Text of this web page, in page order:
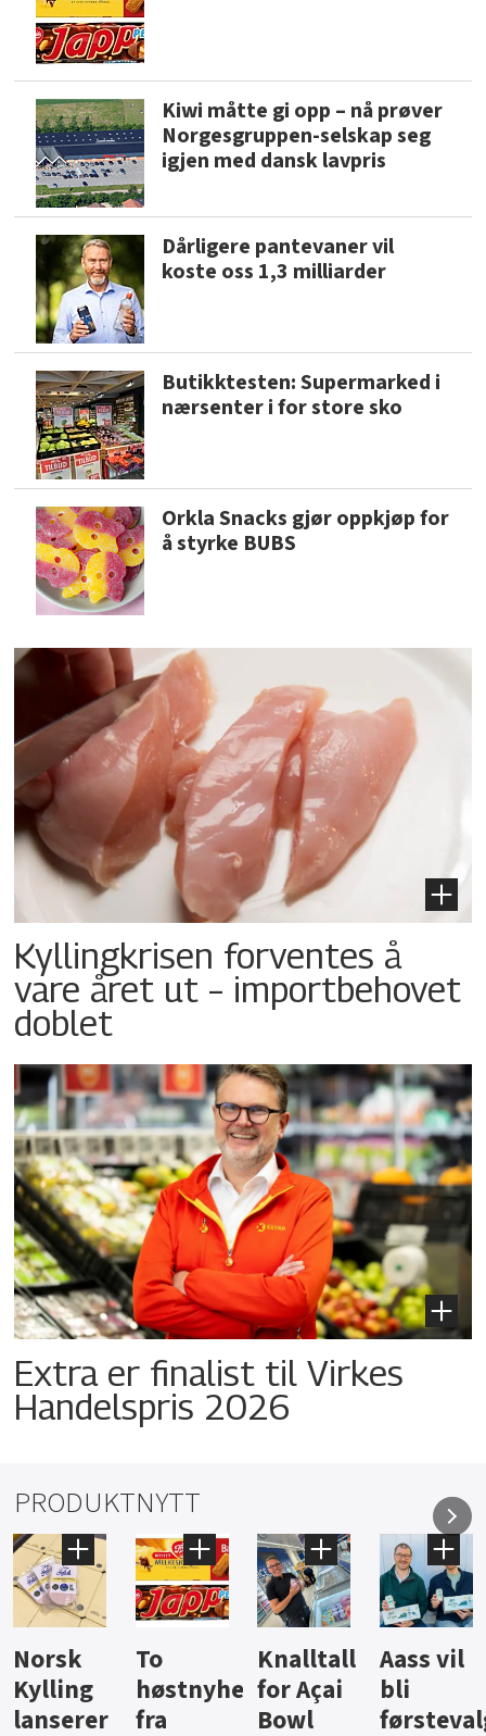
Kiwi måtte gi opp – nå prøver
Norgesgruppen-selskap seg
igjen med dansk lavpris
Dårligere pantevaner vil
koste oss 1,3 milliarder
Butikktesten: Supermarked i
nærsenter i for store sko
Orkla Snacks gjør oppkjøp for
å styrke BUBS
Kyllingkrisen forventes å
vare året ut – importbehovet
doblet
Extra er finalist til Virkes
Handelspris 2026
PRODUKTNYTT
Knalltall
for Açai
Bowl
Aass vil
bli
førstevalg
Brus og
jus fra
Berentsen
Hard
iste fra
Hansa